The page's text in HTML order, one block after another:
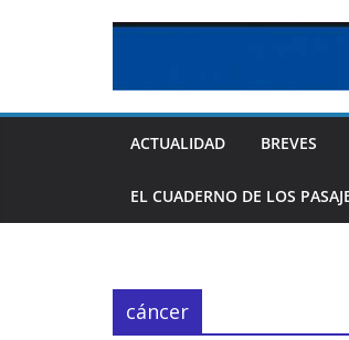
ACTUALIDAD BREVES
EL CUADERNO DE LOS
cáncer